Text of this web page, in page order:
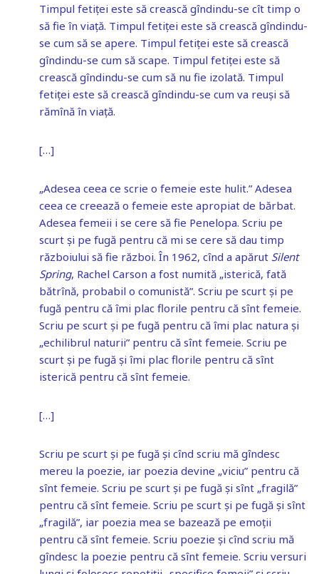
Timpul fetiței este să crească gîndindu-se cît timp o
să fie în viață. Timpul fetiței este să crească gîndindu-
se cum să se apere. Timpul fetiței este să crească
gîndindu-se cum să scape. Timpul fetiței este să
crească gîndindu-se cum să nu fie izolată. Timpul
fetiței este să crească gîndindu-se cum va reuși să
rămînă în viață.
[…]
„Adesea ceea ce scrie o femeie este hulit.” Adesea
ceea ce creează o femeie este apropiat de bărbat.
Adesea femeii i se cere să fie Penelopa. Scriu pe
scurt și pe fugă pentru că mi se cere să dau timp
războiului să fie război. În 1962, cînd a apărut Silent
Spring, Rachel Carson a fost numită „isterică, fată
bătrînă, probabil o comunistă”. Scriu pe scurt și pe
fugă pentru că îmi plac florile pentru că sînt femeie.
Scriu pe scurt și pe fugă pentru că îmi plac natura și
„echilibrul naturii” pentru că sînt femeie. Scriu pe
scurt și pe fugă și îmi plac florile pentru că sînt
isterică pentru că sînt femeie.
[…]
Scriu pe scurt și pe fugă și cînd scriu mă gîndesc
mereu la poezie, iar poezia devine „viciu” pentru că
sînt femeie. Scriu pe scurt și pe fugă și sînt „fragilă”
pentru că sînt femeie. Scriu pe scurt și pe fugă și sînt
„fragilă”, iar poezia mea se bazează pe emoții
pentru că sînt femeie. Scriu poezie și cînd scriu mă
gîndesc la poezie pentru că sînt femeie. Scriu versuri